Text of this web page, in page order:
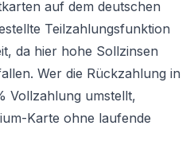
auf dem deutschen
Teilzahlungsfunktion
da hier hohe Sollzinsen
Wer die Rückzahlung in
Vollzahlung umstellt,
Karte ohne laufende